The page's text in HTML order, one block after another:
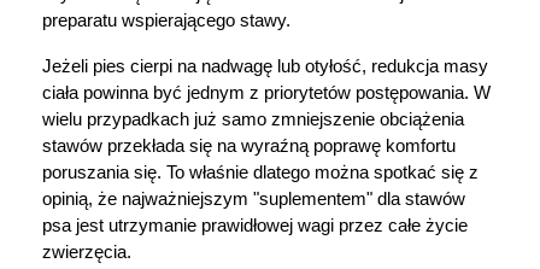
preparatu wspierającego stawy.
Jeżeli pies cierpi na nadwagę lub otyłość, redukcja masy
ciała powinna być jednym z priorytetów postępowania. W
wielu przypadkach już samo zmniejszenie obciążenia
stawów przekłada się na wyraźną poprawę komfortu
poruszania się. To właśnie dlatego można spotkać się z
opinią, że najważniejszym "suplementem" dla stawów
psa jest utrzymanie prawidłowej wagi przez całe życie
zwierzęcia.